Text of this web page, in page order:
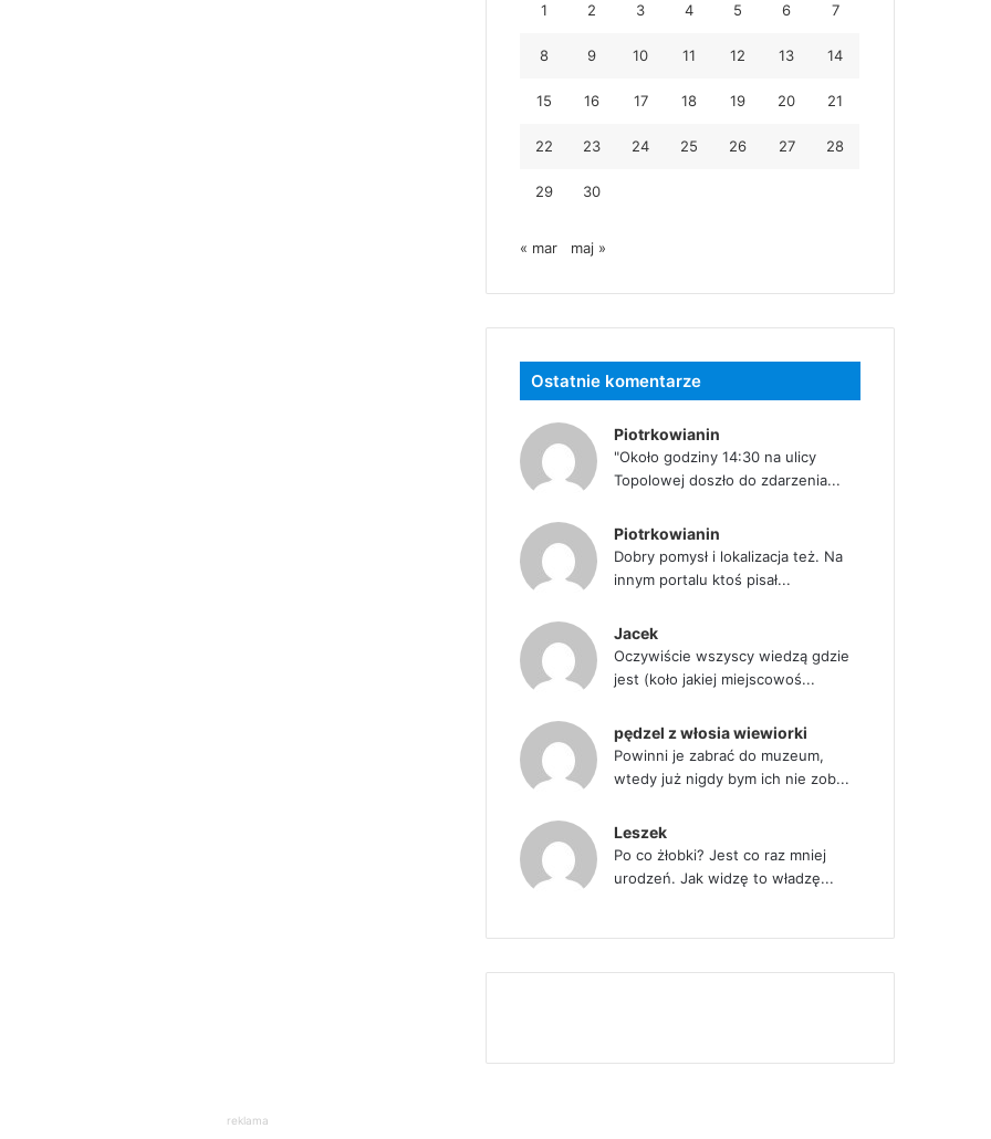
1 2 3 4 5 6 7
8 9 10 11 12 13 14
15 16 17 18 19 20 21
22 23 24 25 26 27 28
29 30
« mar maj »
Ostatnie komentarze
Piotrkowianin
"Około godziny 14:30 na ulicy
Topolowej doszło do zdarzenia...
Piotrkowianin
Dobry pomysł i lokalizacja też. Na
innym portalu ktoś pisał...
Jacek
Oczywiście wszyscy wiedzą gdzie
jest (koło jakiej miejscowoś...
pędzel z włosia wiewiorki
Powinni je zabrać do muzeum,
wtedy już nigdy bym ich nie zob...
Leszek
Po co żłobki? Jest co raz mniej
urodzeń. Jak widzę to władzę...
reklama